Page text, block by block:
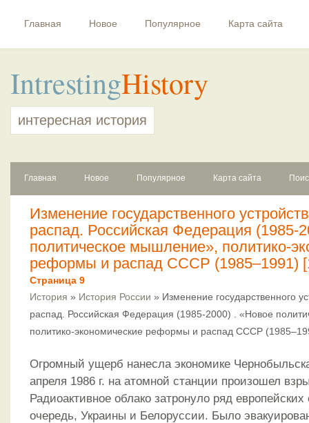
Главная Новое Популярное Карта сайта
IntrestingHistory
интересная история
Главная Новое Популярное Карта сайта
Изменение государственного
распад. Российская Федерация (1985-
политическое мышление», политико-
реформы и распад СССР (1985–1991)
Страница 9
История » История России » Изменение государственного
распад. Российская Федерация (1985-2000) . «Новое
политико-экономические реформы и распад СССР
Огромный ущерб нанесла экономике
апреля 1986 г. на атомной станции произошел
Радиоактивное облако затронуло ряд
очередь, Украины и Белоруссии. Было